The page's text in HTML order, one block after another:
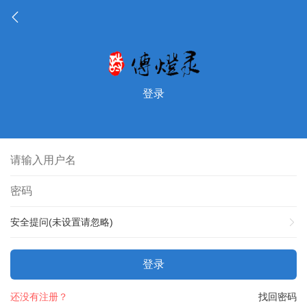
登录
安全提问(未设置请忽略)
登录
找回密码
还没有注册？